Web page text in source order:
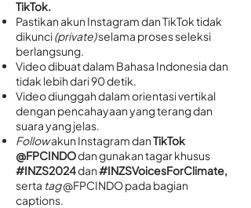
TikTok.
Pastikan akun Instagram dan TikTok tidak
dikunci(private)selama proses seleksi
berlangsung.
Video dibuat dalam Bahasa Indonesia dan
tidak lebih dari 90 detik.
Video diunggah dalam orientasi vertikal
dengan pencahayaan yang terang dan
suara yang jelas.
Followakun Instagram danTikTok
@FPCINDOdan gunakan tagar khusus
#INZS2024dan#INZSVoicesForClimate,
serta tag@FPCINDO pada bagian
captions.